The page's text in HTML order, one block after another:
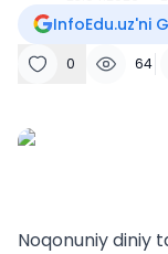
InfoEdu.uz'ni
0 64
Noqonuniy diniy